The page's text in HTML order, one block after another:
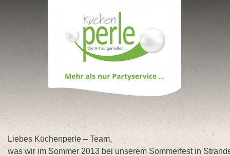
Liebes Küchenperle – Team,
was wir im Sommer 2013 bei unserem Sommerfest in